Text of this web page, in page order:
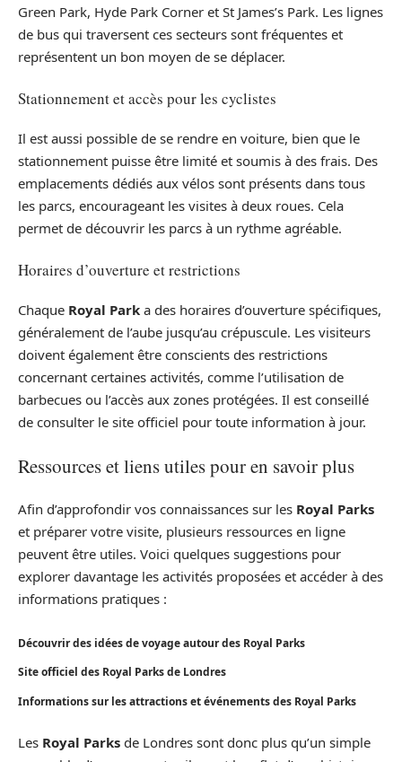
Green Park, Hyde Park Corner et St James’s Park. Les lignes
de bus qui traversent ces secteurs sont fréquentes et
représentent un bon moyen de se déplacer.
Stationnement et accès pour les cyclistes
Il est aussi possible de se rendre en voiture, bien que le
stationnement puisse être limité et soumis à des frais. Des
emplacements dédiés aux vélos sont présents dans tous
les parcs, encourageant les visites à deux roues. Cela
permet de découvrir les parcs à un rythme agréable.
Horaires d’ouverture et restrictions
Chaque Royal Park a des horaires d’ouverture spécifiques,
généralement de l’aube jusqu’au crépuscule. Les visiteurs
doivent également être conscients des restrictions
concernant certaines activités, comme l’utilisation de
barbecues ou l’accès aux zones protégées. Il est conseillé
de consulter le site officiel pour toute information à jour.
Ressources et liens utiles pour en savoir plus
Afin d’approfondir vos connaissances sur les Royal Parks
et préparer votre visite, plusieurs ressources en ligne
peuvent être utiles. Voici quelques suggestions pour
explorer davantage les activités proposées et accéder à des
informations pratiques :
Découvrir des idées de voyage autour des Royal Parks
Site officiel des Royal Parks de Londres
Informations sur les attractions et événements des Royal Parks
Les Royal Parks de Londres sont donc plus qu’un simple